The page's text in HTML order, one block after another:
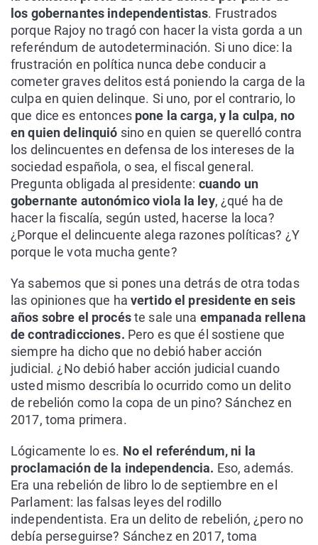
los gobernantes independentistas. Frustrados
porque Rajoy no tragó con hacer la vista gorda a un
referéndum de autodeterminación. Si uno dice: la
frustración en política nunca debe conducir a
cometer graves delitos está poniendo la carga de la
culpa en quien delinque. Si uno, por el contrario, lo
que dice es entonces pone la carga, y la culpa, no
en quien delinquió sino en quien se querelló contra
los delincuentes en defensa de los intereses de la
sociedad española, o sea, el fiscal general.
Pregunta obligada al presidente: cuando un
gobernante autonómico viola la ley, ¿qué ha de
hacer la fiscalía, según usted, hacerse la loca?
¿Porque el delincuente alega razones políticas? ¿Y
porque le vota mucha gente?
Ya sabemos que si pones una detrás de otra todas
las opiniones que ha vertido el presidente en seis
años sobre el procéste sale una empanada rellena
de contradicciones. Pero es que él sostiene que
siempre ha dicho que no debió haber acción
judicial. ¿No debió haber acción judicial cuando
usted mismo describía lo ocurrido como un delito
de rebelión como la copa de un pino? Sánchez en
2017, toma primera.
Lógicamente lo es. No el referéndum, ni la
proclamación de la independencia. Eso, además.
Era una rebelión de libro lo de septiembre en el
Parlament: las falsas leyes del rodillo
independentista. Era un delito de rebelión, ¿pero no
debía perseguirse? Sánchez en 2017, toma